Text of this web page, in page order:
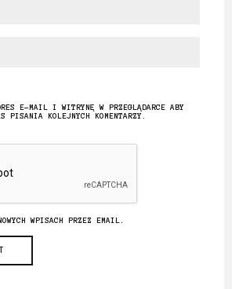
E-MAIL I WITRYNĘ W PRZEGLĄDARCE ABY
PISANIA KOLEJNYCH KOMENTARZY.
WPISACH PRZEZ EMAIL.